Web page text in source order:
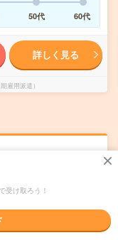
50代 60代
詳しく見る
雇用派遣）
の安定環
が休み 派遣
片瀬江ノ島駅から---分
受け取ろう！